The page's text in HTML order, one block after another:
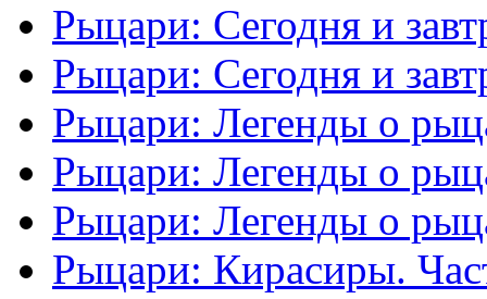
Рыцари: Сегодня и
Рыцари: Сегодня и
Рыцари: Легенды о
Рыцари: Легенды о
Рыцари: Легенды о
Рыцари: Кирасиры.